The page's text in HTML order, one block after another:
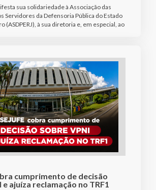
sua solidariedade à Associação das
Servidores da Defensoria Pública do Estado
(ASDPERJ), à sua diretoria e, em especial, ao
cumprimento de decisão
e ajuíza reclamação no TRF1